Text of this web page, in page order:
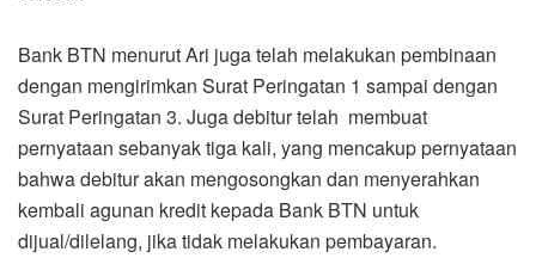
Bank BTN menurut Ari juga telah melakukan pembinaan
dengan mengirimkan Surat Peringatan 1 sampai dengan
Surat Peringatan 3. Juga debitur telah membuat
pernyataan sebanyak tiga kali, yang mencakup pernyataan
bahwa debitur akan mengosongkan dan menyerahkan
kembali agunan kredit kepada Bank BTN untuk
dijual/dilelang, jika tidak melakukan pembayaran.